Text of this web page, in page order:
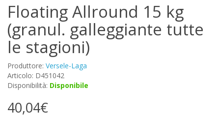
Floating Allround 15 kg
(granul. galleggiante tutte
le stagioni)
Produttore: Versele-Laga
Articolo: D451042
Disponibilità: Disponibile
40,04€